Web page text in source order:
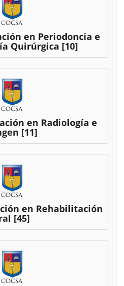
en Periodoncia e
Quirúrgica [10]
en Radiología e
[11]
en Rehabilitación
[45]